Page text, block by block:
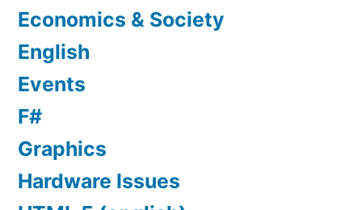
Economics & Society
English
Events
F#
Graphics
Hardware Issues